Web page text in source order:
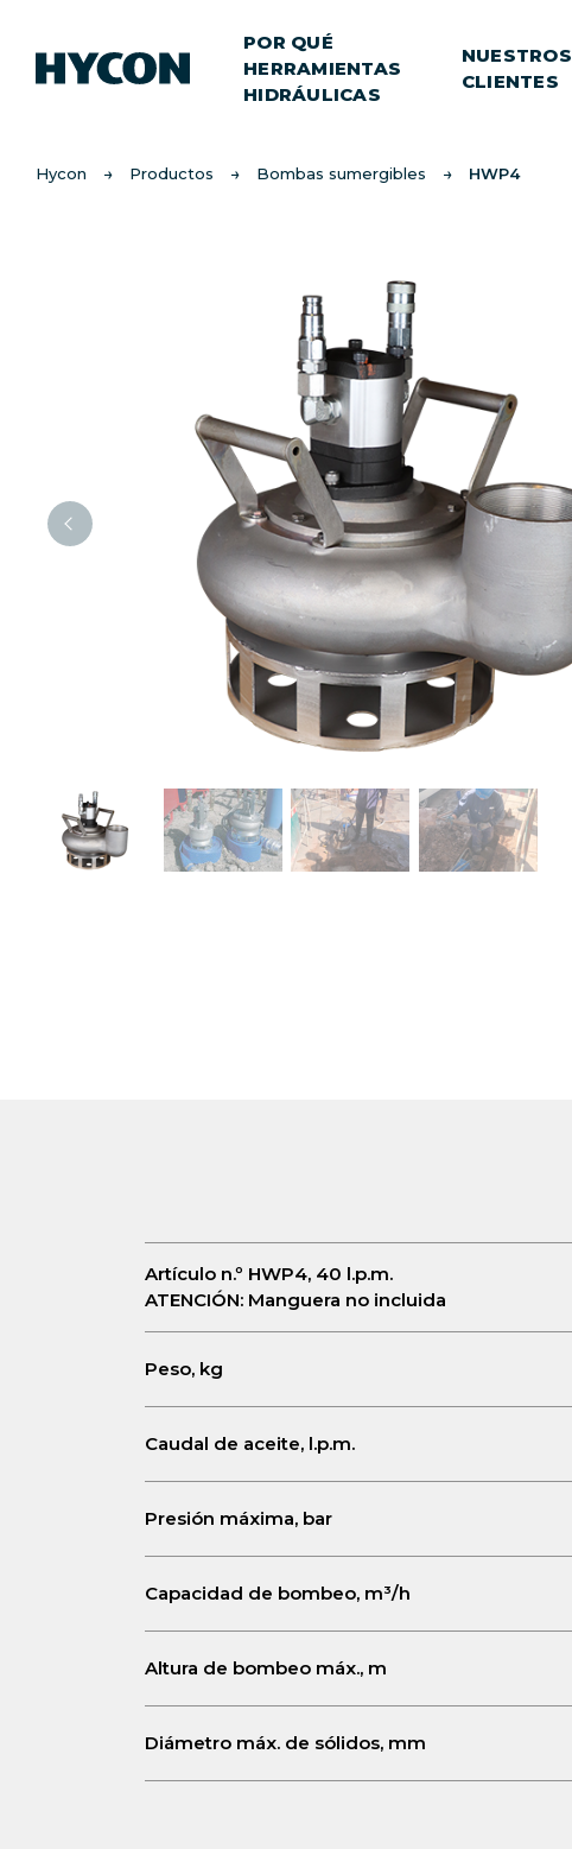
POR QUÉ
HERRAMIENTAS
HIDRÁULICAS
NUESTROS
CLIENTES
Hycon Productos Bombas sumergibles HWP4
Artículo n.º HWP4, 40 l.p.m.
ATENCIÓN: Manguera no incluida
Peso, kg
Caudal de aceite, l.p.m.
Presión máxima, bar
Capacidad de bombeo, m³/h
Altura de bombeo máx., m
Diámetro máx. de sólidos, mm